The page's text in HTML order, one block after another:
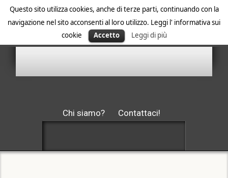
Questo sito utilizza cookies, anche di terze parti, continuando con la
navigazione nel sito acconsenti al loro utilizzo. Leggi l' informativa sui
cookie
Accetto Leggi di più
Chi siamo? Contattaci!